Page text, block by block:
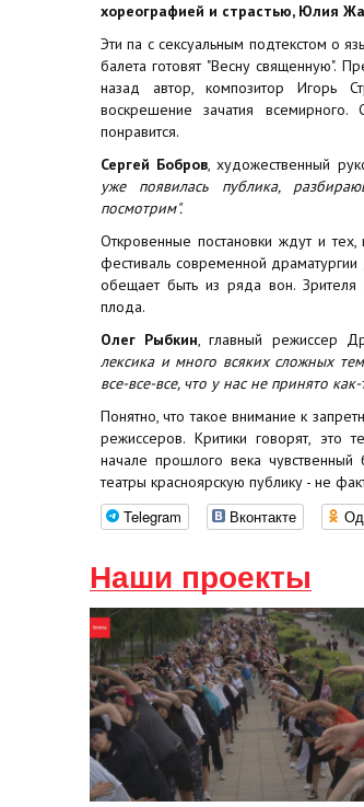
хореографией и страстью, Юлия
Эти па с сексуальным подтекстом о
балета готовят "Весну священную".
назад автор, композитор Игорь
воскрешение зачатия
понравится.
Сергей Бобров, художественный
уже появилась публика,
посмотрим".
Откровенные постановки ждут и
фестиваль современной
обещает быть из ряда вон. Зрителя
плода.
Олег Рыбкин, главный режиссер
лексика и много всяких сложных
все-все-все, что у нас не принято
Понятно, что такое внимание к
режиссеров. Критики говорят, это
начале прошлого века
театры красноярскую публику - не
Telegram Вконтакте
Наши проекты